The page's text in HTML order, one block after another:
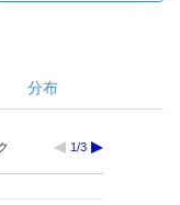
分布
1/3